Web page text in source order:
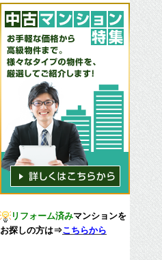
リフォーム済みマンションを
お探しの方は⇒こちらから